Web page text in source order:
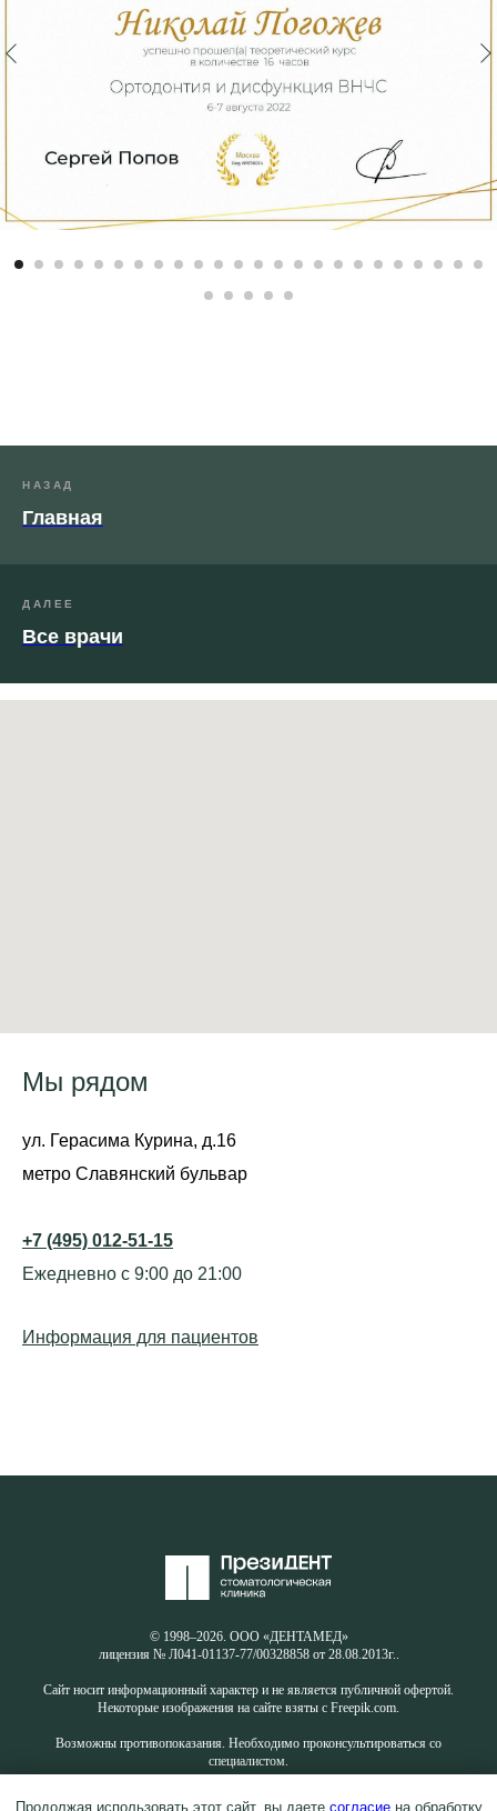
НАЗАД
Главная
ДАЛЕЕ
Все врачи
Мы рядом
ул. Герасима Курина, д.16
метро Славянский бульвар
+7 (495) 012-51-15
Ежедневно с 9:00 до 21:00
Информация для пациентов
Продолжая использовать этот сайт, вы даете согласиена обработку
© 1998–2026. ООО «ДЕНТАМЕД»
лицензия № Л041-01137-77/00328858 от 28.08.2013г..
Сайт носит информационный характер и не является публичной офертой.
Некоторые изображения на сайте взяты с Freepik.com.
Возможны противопоказания. Необходимо проконсультироваться со
специалистом.